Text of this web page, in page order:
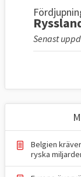
Senast
Belgien
ryska